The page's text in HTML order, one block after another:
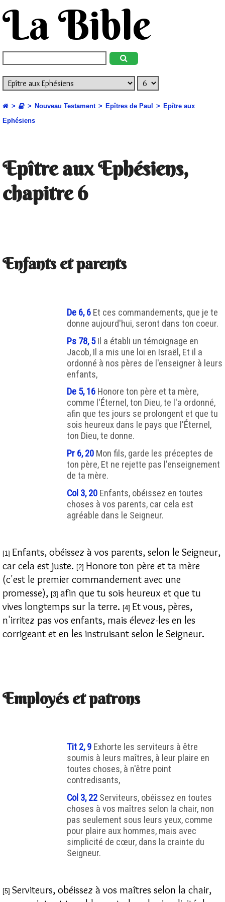
La Bible
Nouveau Testament Epîtres de Paul
Epître aux
Ephésiens
Epître aux Ephésiens,
chapitre 6
Enfants et parents
De 6, 6 Et ces commandements, que je te
donne aujourd'hui, seront dans ton coeur.
Ps 78, 5Il a établi un témoignage en
Jacob, Il a mis une loi en Israël, Et il a
ordonné à nos pères de l'enseigner à leurs
enfants,
De 5, 16 Honore ton père et ta mère,
comme l'Éternel, ton Dieu, te l'a ordonné,
afin que tes jours se prolongent et que tu
sois heureux dans le pays que l'Éternel,
ton Dieu, te donne.
Pr 6, 20 Mon fils, garde les préceptes de
ton père, Et ne rejette pas l'enseignement
de ta mère.
Col 3, 20 Enfants, obéissez en toutes
choses à vos parents, car cela est
agréable dans le Seigneur.
[1] Enfants, obéissez à vos parents, selon le Seigneur,
car cela est juste. [2] Honore ton père et ta mère
(c'est le premier commandement avec une
promesse), [3] afin que tu sois heureux et que tu
vives longtemps sur la terre. [4] Et vous, pères,
n'irritez pas vos enfants, mais élevez-les en les
corrigeant et en les instruisant selon le Seigneur.
Employés et patrons
Tit 2, 9 Exhorte les serviteurs à être
soumis à leurs maîtres, à leur plaire en
toutes choses, à n'être point
contredisants,
Col 3, 22 Serviteurs, obéissez en toutes
choses à vos maîtres selon la chair, non
pas seulement sous leurs yeux, comme
pour plaire aux hommes, mais avec
simplicité de cœur, dans la crainte du
Seigneur.
[5] Serviteurs, obéissez à vos maîtres selon la chair,